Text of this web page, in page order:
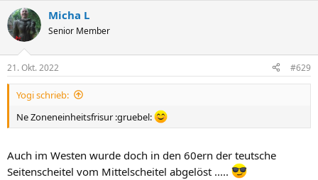
k
t
i
e
n
Micha L
Senior Member
21. Okt. 2022 #629
Yogi schrieb:
Ne Zoneneinheitsfrisur :gruebel:
Auch im Westen wurde doch in den 60ern der teutsche
Seitenscheitel vom Mittelscheitel abgelöst .....